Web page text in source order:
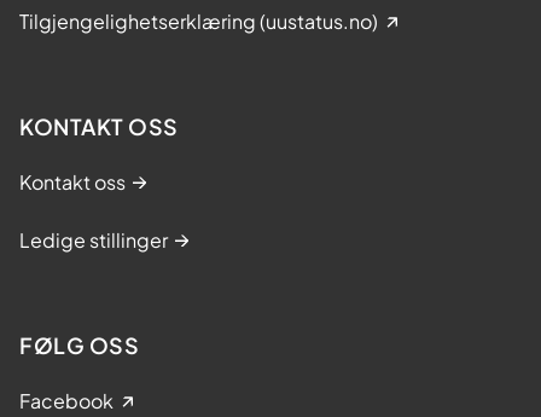
Tilgjengelighetserklæring (uustatus.no)
KONTAKT OSS
Kontakt oss
Ledige stillinger
FØLG OSS
Facebook